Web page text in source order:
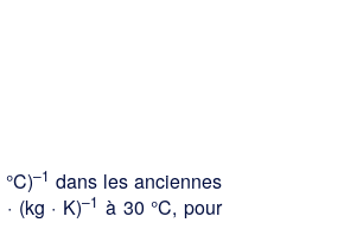
–1 dans les anciennes
(kg · K)–1 à 30 °C, pour